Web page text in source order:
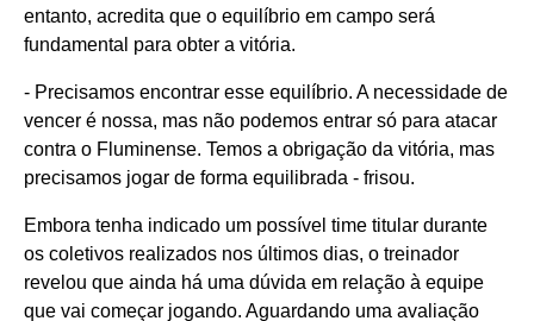
entanto, acredita que o equilíbrio em campo será
fundamental para obter a vitória.
- Precisamos encontrar esse equilíbrio. A necessidade de
vencer é nossa, mas não podemos entrar só para atacar
contra o Fluminense. Temos a obrigação da vitória, mas
precisamos jogar de forma equilibrada - frisou.
Embora tenha indicado um possível time titular durante
os coletivos realizados nos últimos dias, o treinador
revelou que ainda há uma dúvida em relação à equipe
que vai começar jogando. Aguardando uma avaliação